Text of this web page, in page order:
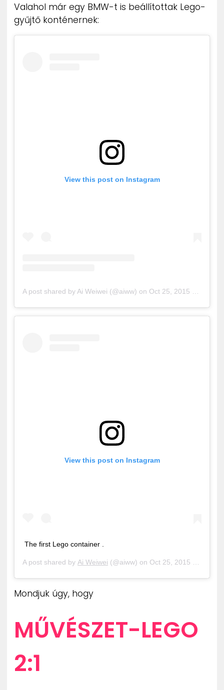
Valahol már egy BMW-t is beállítottak Lego-
gyűjtő konténernek:
View this post on Instagram
A post shared by Ai Weiwei (@aiww) on Oct 25, 2015 at 11:01pm PDT
View this post on Instagram
The first Lego container .
A post shared by Ai Weiwei (@aiww) on Oct 25, 2015 at 11:04pm PDT
Mondjuk úgy, hogy
MŰVÉSZET-LEGO
2:1